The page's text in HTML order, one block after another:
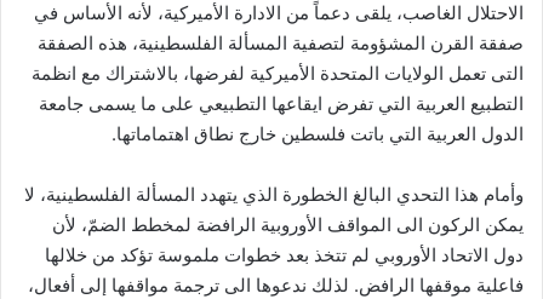
الاحتلال الغاصب، يلقى دعماً من الادارة الأميركية، لأنه الأساس في
صفقة القرن المشؤومة لتصفية المسألة الفلسطينية، هذه الصفقة
التى تعمل الولايات المتحدة الأميركية لفرضها، بالاشتراك مع انظمة
التطبيع العربية التي تفرض ايقاعها التطبيعي على ما يسمى جامعة
الدول العربية التي باتت فلسطين خارج نطاق اهتماماتها.
وأمام هذا التحدي البالغ الخطورة الذي يتهدد المسألة الفلسطينية، لا
يمكن الركون الى المواقف الأوروبية الرافضة لمخطط الضمّ، لأن
دول الاتحاد الأوروبي لم تتخذ بعد خطوات ملموسة تؤكد من خلالها
فاعلية موقفها الرافض. لذلك ندعوها الى ترجمة مواقفها إلى أفعال،